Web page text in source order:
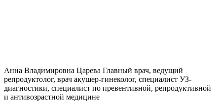
Анна Владимировна Царева Главный врач, ведущий
репродуктолог, врач акушер-гинеколог, специалист УЗ-
диагностики, специалист по превентивной, репродуктивной
и антивозрастной медицине